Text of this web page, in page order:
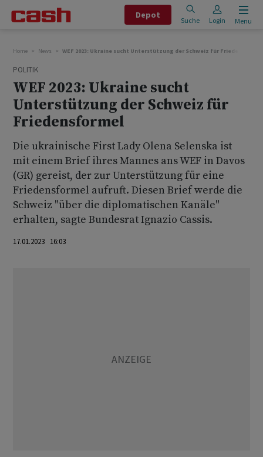
Depot
Suche Login Menu
Home News WEF 2023: Ukraine sucht Unterstützung der Schweiz für
POLITIK
WEF 2023: Ukraine sucht
Unterstützung der Schweiz für
Friedensformel
Die ukrainische First Lady Olena Selenska ist
mit einem Brief ihres Mannes ans WEF in Davos
(GR) gereist, der zur Unterstützung für eine
Friedensformel aufruft. Diesen Brief werde die
Schweiz "über die diplomatischen Kanäle"
erhalten, sagte Bundesrat Ignazio Cassis.
17.01.2023 16:03